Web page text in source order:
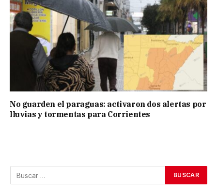
No guarden el paraguas: activaron dos alertas por
lluvias y tormentas para Corrientes